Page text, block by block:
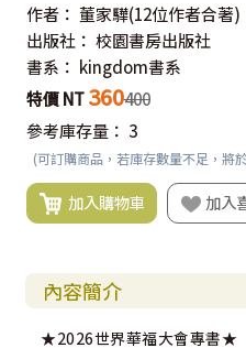
作者： 董家驊(12位作者合著)
出版社： 校園書房出版社
書系： kingdom書系
特價 NT 360400
參考庫存量： 3
(可訂購商品，若庫存數量不足，將
加入購物車 加入
內容簡介
★2026世界華福大會專書★